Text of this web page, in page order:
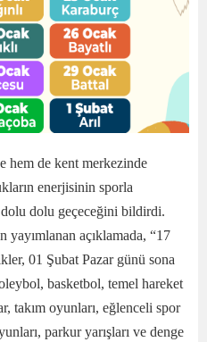
hem de kent merkezinde
enerjisinin sporla
dolu dolu geçeceğini bildirdi.
yayımlanan açıklamada, “17
01 Şubat Pazar günü sona
basketbol, temel hareket
takım oyunları, eğlenceli spor
parkur yarışları ve denge